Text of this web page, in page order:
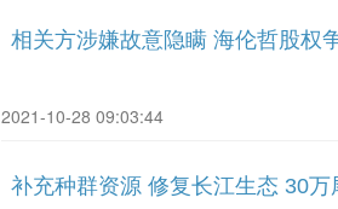
相关方涉嫌故意隐瞒 海伦哲股权
2021-10-28 09:03:44
补充种群资源 修复长江生态 30